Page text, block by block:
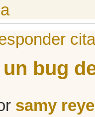
un bug
samy